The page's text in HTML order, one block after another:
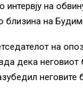
на
близина на
на
дека неговиот
неговите